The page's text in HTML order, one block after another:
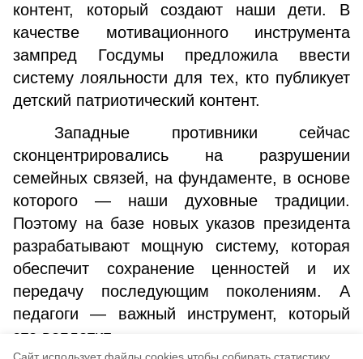
контент, который создают наши дети. В
качестве мотивационного инструмента
зампред Госдумы предложила ввести
систему лояльности для тех, кто публикует
детский патриотический контент.
Западные противники сейчас
сконцентрировались на разрушении
семейных связей, на фундаменте, в основе
которого — наши духовные традиции.
Поэтому на базе новых указов президента
разрабатывают мощную систему, которая
обеспечит сохранение ценностей и их
передачу последующим поколениям. А
педагоги — важный инструмент, который
это воплотит.